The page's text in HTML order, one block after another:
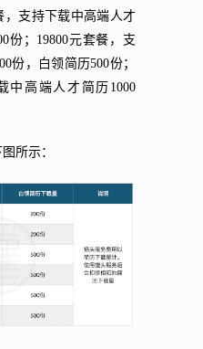
，支持下载中高端人才
份；19800元套餐，支
份，白领简历500份；
中高端人才简历1000
所示：